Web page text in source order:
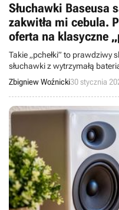
Słuchawki Baseusa
zakwitła mi cebula.
oferta na klasyczne
Takie „pchełki” to prawdziwy
słuchawki z wytrzymałą
hałasu, które teraz kosztują
Zbigniew Woźnicki30 stycznia